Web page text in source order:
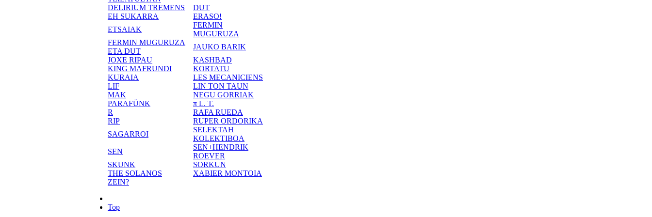
DELIRIUM TREMENS
DUT
EH SUKARRA
ERASO!
ETSAIAK
FERMIN
MUGURUZA
FERMIN MUGURUZA
ETA DUT
JAUKO BARIK
JOXE RIPAU
KASHBAD
KING MAFRUNDI
KORTATU
KURAIA
LES MECANICIENS
LIF
LIN TON TAUN
MAK
NEGU GORRIAK
PARAFÜNK
π L. T.
R
RAFA RUEDA
RIP
RUPER ORDORIKA
SAGARROI
SELEKTAH
KOLEKTIBOA
SEN
SEN+HENDRIK
ROEVER
SKUNK
SORKUN
THE SOLANOS
XABIER MONTOIA
ZEIN?
Top